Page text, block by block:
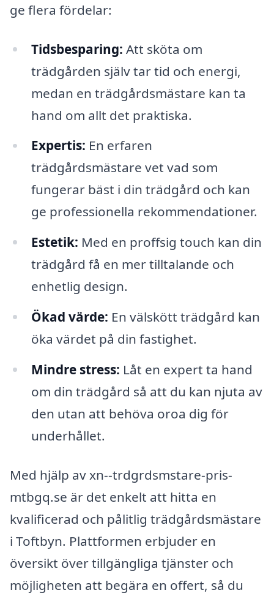
ge flera fördelar:
Tidsbesparing: Att sköta om
trädgården själv tar tid och energi,
medan en trädgårdsmästare kan ta
hand om allt det praktiska.
Expertis: En erfaren
trädgårdsmästare vet vad som
fungerar bäst i din trädgård och kan
ge professionella rekommendationer.
Estetik: Med en proffsig touch kan din
trädgård få en mer tilltalande och
enhetlig design.
Ökad värde: En välskött trädgård kan
öka värdet på din fastighet.
Mindre stress: Låt en expert ta hand
om din trädgård så att du kan njuta av
den utan att behöva oroa dig för
underhållet.
Med hjälp av xn--trdgrdsmstare-pris-
mtbgq.se är det enkelt att hitta en
kvalificerad och pålitlig trädgårdsmästare
i Toftbyn. Plattformen erbjuder en
översikt över tillgängliga tjänster och
möjligheten att begära en offert, så du